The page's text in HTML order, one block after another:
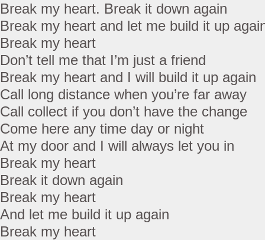
Break my heart. Break it down again
Break my heart and let me build it up
Break my heart
Don’t tell me that I’m just a friend
Break my heart and I will build it up again
Call long distance when you’re far away
Call collect if you don’t have the change
Come here any time day or night
At my door and I will always let you in
Break my heart
Break it down again
Break my heart
And let me build it up again
Break my heart